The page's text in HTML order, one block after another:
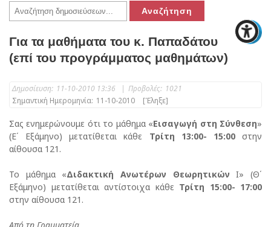
Για τα μαθήματα του κ. Παπαδάτου
(επί του προγράμματος μαθημάτων)
Δημοσίευση: 11-10-2010 13:36 | Προβολές: 1021
Σημαντική Ημερομηνία: 11-10-2010 [Έληξε]
Σας ενημερώνουμε ότι το μάθημα «Εισαγωγή στη Σύνθεση»
(Ε΄ Εξάμηνο) μετατίθεται κάθε Τρίτη 13:00- 15:00στην
αίθουσα 121.
Το μάθημα «Διδακτική Ανωτέρων Θεωρητικών Ι» (Θ΄
Εξάμηνο) μετατίθεται αντίστοιχα κάθε Τρίτη 15:00- 17:00
στην αίθουσα 121.